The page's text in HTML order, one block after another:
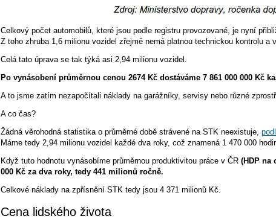
Celkový počet automobilů, které jsou podle registru provozované, je nyní
Z toho zhruba 1,6 milionu vozidel zřejmě nemá platnou technickou kontrolu a
Celá tato úprava se tak týká asi 2,94 milionu vozidel.
Po vynásobení průměrnou cenou 2674 Kč dostáváme 7 861 000 000
A to jsme zatím nezapočítali náklady na garážníky, servisy nebo různé
A co čas?
Žádná věrohodná statistika o průměrné době strávené na STK neexistuje,
Máme tedy 2,94 milionu vozidel každé dva roky, což znamená 1 470 000
Když tuto hodnotu vynásobíme průměrnou produktivitou práce v ČR(HDP na
000 Kč za dva roky, tedy 441 milionů ročně.
Celkové náklady na zpřísnění STK tedy jsou 4 371 milionů Kč.
Cena lidského života